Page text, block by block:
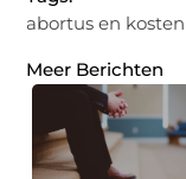
abortus en kosten
Meer Berichten